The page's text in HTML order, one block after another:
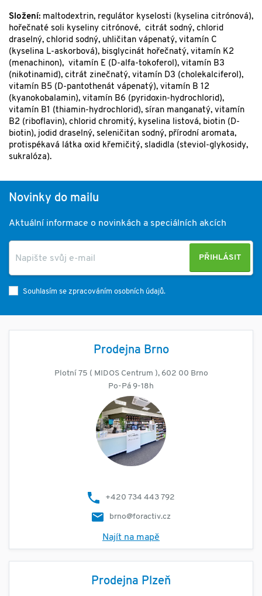
Složení: maltodextrin, regulátor kyselosti (kyselina citrónová),
hořečnaté soli kyseliny citrónové, citrát sodný, chlorid
draselný, chlorid sodný, uhličitan vápenatý, vitamín C
(kyselina L-askorbová), bisglycinát hořečnatý, vitamín K2
(menachinon), vitamín E (D-alfa-tokoferol), vitamín B3
(nikotinamid), citrát zinečnatý, vitamín D3 (cholekalciferol),
vitamín B5 (D-pantothenát vápenatý), vitamín B 12
(kyanokobalamin), vitamín B6 (pyridoxin-hydrochlorid),
vitamín B1 (thiamin-hydrochlorid), síran manganatý, vitamín
B2 (riboflavin), chlorid chromitý, kyselina listová, biotin (D-
biotin), jodid draselný, seleničitan sodný, přírodní aromata,
protispékavá látka oxid křemičitý, sladidla (steviol-glykosidy,
sukralóza).
Novinky do mailu
Aktuální informace o novinkách a speciálních akcích
PŘIHLÁSIT
Souhlasím se zpracováním osobních údajů.
Prodejna Brno
Plotní 75 ( MIDOS Centrum ), 602 00 Brno
Po-Pá 9-18h
+420 734 443 792
brno@foractiv.cz
Najít na mapě
Prodejna Plzeň